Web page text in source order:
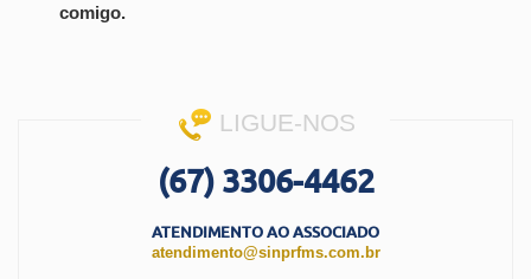
comigo.
LIGUE-NOS
(67) 3306-4462
ATENDIMENTO AO ASSOCIADO
atendimento@sinprfms.com.br